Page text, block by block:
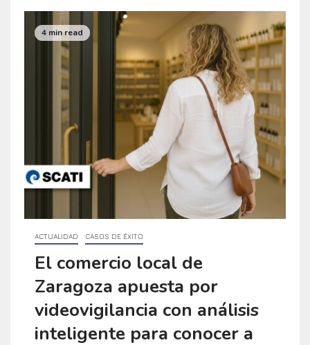
4 min read
ACTUALIDAD CASOS DE ÉXITO
El comercio local de
Zaragoza apuesta por
videovigilancia con análisis
inteligente para conocer a